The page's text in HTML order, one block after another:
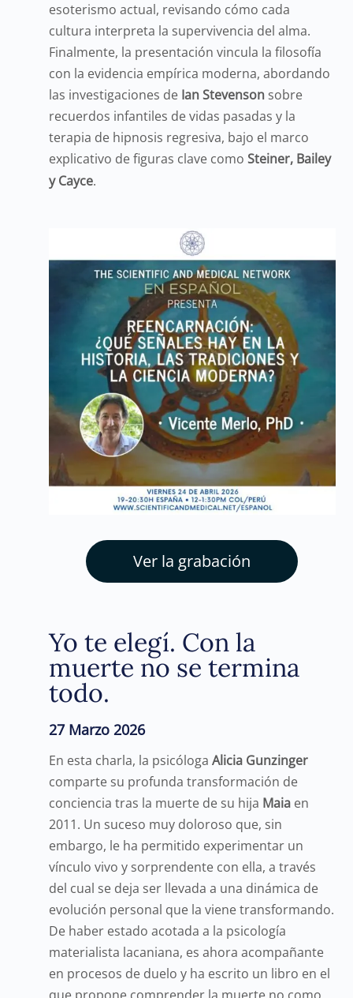
esoterismo actual, revisando cómo cada
cultura interpreta la supervivencia del alma.
Finalmente, la presentación vincula la filosofía
con la evidencia empírica moderna, abordando
las investigaciones de Ian Stevenson sobre
recuerdos infantiles de vidas pasadas y la
terapia de hipnosis regresiva, bajo el marco
explicativo de figuras clave comoSteiner, Bailey
y Cayce.
Ver la grabación
Yo te elegí. Con la
muerte no se termina
todo.
27 Marzo 2026
En esta charla, la psicólogaAlicia Gunzinger
comparte su profunda transformación de
conciencia tras la muerte de su hija Maia en
2011. Un suceso muy doloroso que, sin
embargo, le ha permitido experimentar un
vínculo vivo y sorprendente con ella, a través
del cual se deja ser llevada a una dinámica de
evolución personal que la viene transformando.
De haber estado acotada a la psicología
materialista lacaniana, es ahora acompañante
en procesos de duelo y ha escrito un libro en el